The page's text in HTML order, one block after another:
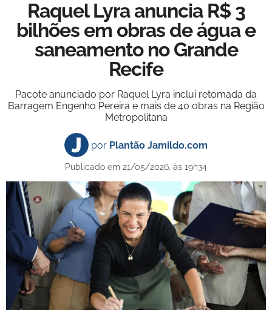
Raquel Lyra anuncia R$ 3
bilhões em obras de água e
saneamento no Grande
Recife
Pacote anunciado por Raquel Lyra inclui retomada da
Barragem Engenho Pereira e mais de 40 obras na Região
Metropolitana
por Plantão Jamildo.com
Publicado em 21/05/2026, às 19h34